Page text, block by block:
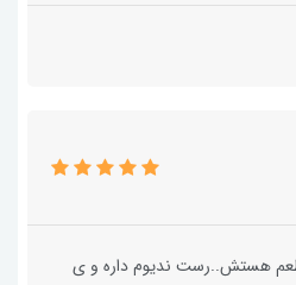
هستش..رست ندیوم داره و ی